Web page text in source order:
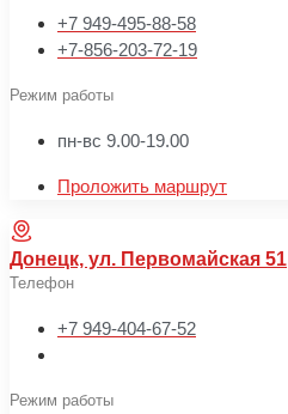
+7 949-495-88-58
+7-856-203-72-19
Режим работы
пн-вс 9.00-19.00
Проложить маршрут
Донецк, ул. Первомайская 51
Телефон
+7 949-404-67-52
Режим работы